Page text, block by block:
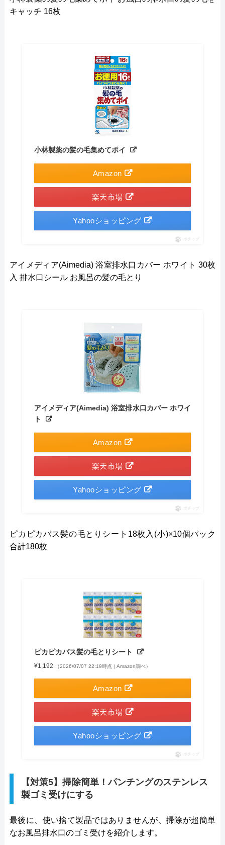
キャッチ 16枚
小林製薬の髪の毛集めてポイ
Amazon
楽天市場
Yahooショッピング
ポチップ
アイメディア(Aimedia) 浴室排水口カバー ホワイト 30枚
入 排水口シール お風呂の髪の毛とり
アイメディア(Aimedia) 浴室排水口カバー ホワイ
ト
Amazon
楽天市場
Yahooショッピング
ポチップ
ピカピカバス髪の毛とりシート18枚入(小)×10個パック
合計180枚
ピカピカバス髪の毛とりシート
¥1,192 （2026/07/07 22:19時点 | Amazon調べ）
Amazon
楽天市場
Yahooショッピング
ポチップ
【対策5】掃除簡単！パンチングのステンレス
製ゴミ受けにする
最後に、使い捨て製品ではありませんが、掃除が超簡単
なお風呂排水口のゴミ受けを紹介します。